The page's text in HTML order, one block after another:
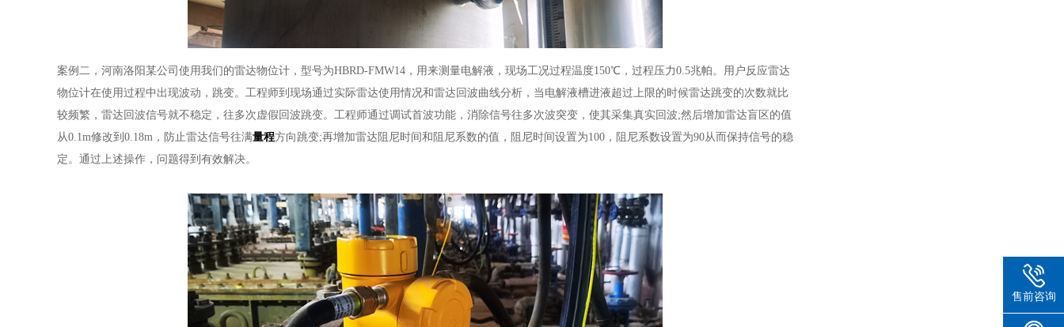
案例二，河南洛阳某公司使用我们的雷达物位计，型号为HBRD-FMW14，用来测量电解液，现场工况过程温度150℃，过程压力0.5兆帕。用户反应雷达
物位计在使用过程中出现波动，跳变。工程师到现场通过实际雷达使用情况和雷达回波曲线分析，当电解液槽进液超过上限的时候雷达跳变的次数就比
较频繁，雷达回波信号就不稳定，往多次虚假回波跳变。工程师通过调试首波功能，消除信号往多次波突变，使其采集真实回波;然后增加雷达盲区的值
从0.1m修改到0.18m，防止雷达信号往满量程方向跳变;再增加雷达阻尼时间和阻尼系数的值，阻尼时间设置为100，阻尼系数设置为90从而保持信号的稳
定。通过上述操作，问题得到有效解决。
售前咨询